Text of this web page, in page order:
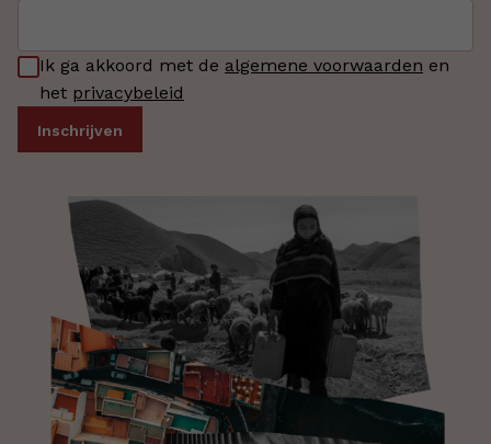
Ik ga akkoord met de algemene voorwaarden en
het privacybeleid